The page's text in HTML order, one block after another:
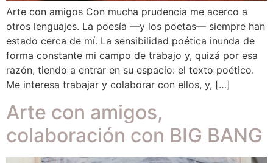
Arte con amigos Con mucha prudencia me acerco a
otros lenguajes. La poesía —y los poetas— siempre han
estado cerca de mí. La sensibilidad poética inunda de
forma constante mi campo de trabajo y, quizá por esa
razón, tiendo a entrar en su espacio: el texto poético.
Me interesa trabajar y colaborar con ellos, y, […]
Arte con amigos,
colaboración con BIG BANG